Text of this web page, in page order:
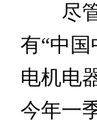
尽管
有“中
电机电
今年一